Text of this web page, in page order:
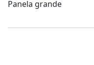
Panela grande